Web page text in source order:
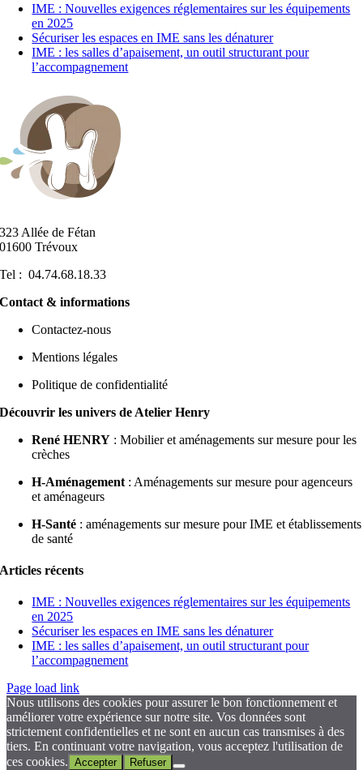
IME : Nouvelles exigences réglementaires sur les équipements
en 2025
Sécuriser les espaces en IME sans les dénaturer
IME : les salles d’apaisement, un outil structurant pour
l’accompagnement
323 Allée de Fétan
01600 Trévoux
Tel : 04.74.68.18.33
Contact & informations
Contactez-nous
Mentions légales
Politique de confidentialité
Découvrir les univers de Atelier Henry
René HENRY : Mobilier et aménagements sur mesure pour les
crèches
H-Aménagement : Aménagements sur mesure pour agenceurs
et aménageurs
H-Santé : aménagements sur mesure pour IME et établissements
de santé
Articles récents
IME : Nouvelles exigences réglementaires sur les équipements
en 2025
Sécuriser les espaces en IME sans les dénaturer
IME : les salles d’apaisement, un outil structurant pour
l’accompagnement
Page load link
Nous utilisons des cookies pour assurer le bon fonctionnement et
améliorer votre expérience sur notre site. Vos données sont
strictement confidentielles et ne sont en aucun cas transmises à des
tiers. En continuant votre navigation, vous acceptez l'utilisation de
ces cookies. Accepter Refuser